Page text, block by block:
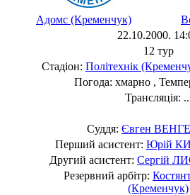
Адомс (Кременчук)
22.10.2000.
12 тур
Стадіон: Політехнік
Погода: хмарно ,
Трансляція:
Суддя: Євген
Перший асистент: Юрій
Другий асистент: Сергій
Резервний арбітр:
(Кременчук)